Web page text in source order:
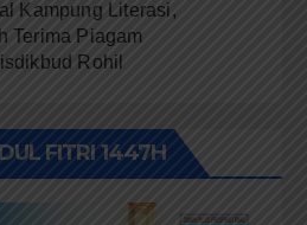
Kampung Literasi,
Terima Piagam
Rohil
FITRI 1447H